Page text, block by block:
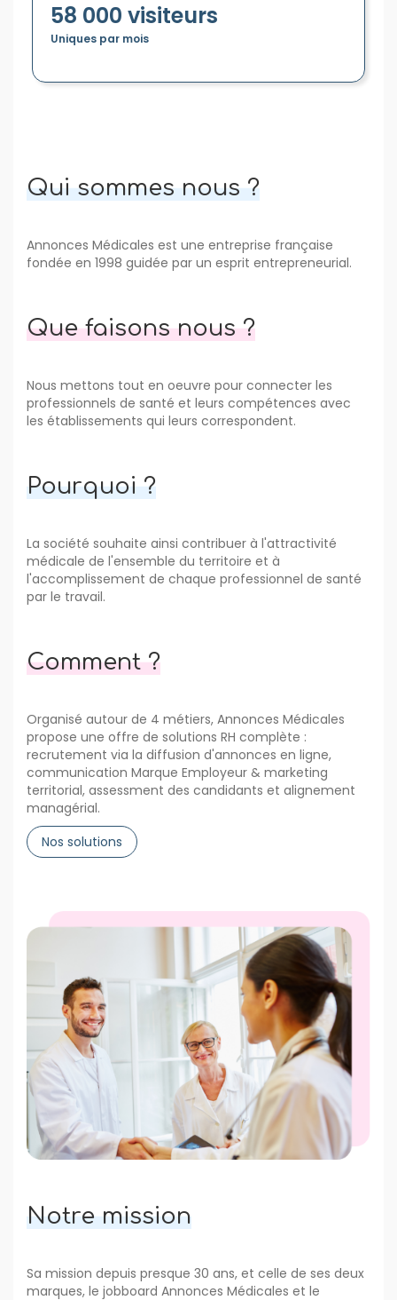
58 000 visiteurs
Uniques par mois
Qui sommes nous ?
Annonces Médicales est une entreprise française
fondée en 1998 guidée par un esprit entrepreneurial.
Que faisons nous ?
Nous mettons tout en oeuvre pour connecter les
professionnels de santé et leurs compétences avec
les établissements qui leurs correspondent.
Pourquoi ?
La société souhaite ainsi contribuer à l'attractivité
médicale de l'ensemble du territoire et à
l'accomplissement de chaque professionnel de santé
par le travail.
Comment ?
Organisé autour de 4 métiers, Annonces Médicales
propose une offre de solutions RH complète :
recrutement via la diffusion d'annonces en ligne,
communication Marque Employeur & marketing
territorial, assessment des candidants et alignement
managérial.
Nos solutions
Notre mission
Sa mission depuis presque 30 ans, et celle de ses deux
marques, le jobboard Annonces Médicales et le